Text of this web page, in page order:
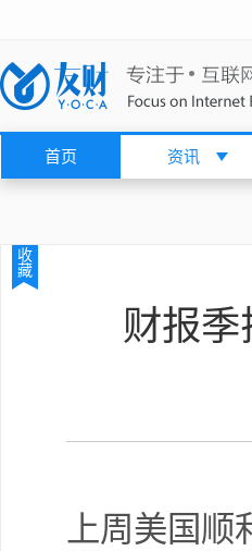
首页 资讯
收
藏
财报
上周美国顺